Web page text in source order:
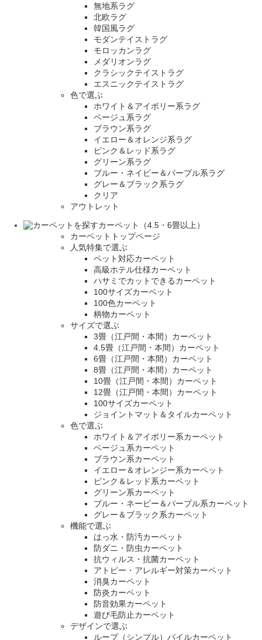
無地系ラグ
北欧ラグ
韓国風ラグ
モダンテイストラグ
モロッカンラグ
メダリオンラグ
クラシックテイストラグ
エスニックテイストラグ
色で選ぶ
ホワイト＆アイボリー系ラグ
ベージュ系ラグ
ブラウン系ラグ
イエロー＆オレンジ系ラグ
ピンク＆レッド系ラグ
グリーン系ラグ
ブルー・ネイビー＆パープル系ラグ
グレー＆ブラック系ラグ
クリア
アウトレット
カーペット（4.5・6畳以上）
カーペットトップページ
人気特集で選ぶ
ペット対応カーペット
高級ホテル仕様カーペット
ハサミでカットできるカーペット
100サイズカーペット
100色カーペット
柄物カーペット
サイズで選ぶ
3畳（江戸間・本間）カーペット
4.5畳（江戸間・本間）カーペット
6畳（江戸間・本間）カーペット
8畳（江戸間・本間）カーペット
10畳（江戸間・本間）カーペット
12畳（江戸間・本間）カーペット
100サイズカーペット
ジョイントマット＆タイルカーペット
色で選ぶ
ホワイト＆アイボリー系カーペット
ベージュ系カーペット
ブラウン系カーペット
イエロー＆オレンジー系カーペット
ピンク＆レッド系カーペット
グリーン系カーペット
ブルー・ネービー＆パープル系カーペット
グレー＆ブラック系カーペット
機能で選ぶ
はっ水・防汚カーペット
防ダニ・防虫カーペット
抗ウィルス・抗菌カーペット
アトピー・アレルギー対策カーペット
消臭カーペット
防炎カーペット
防音効果カーペット
遊び毛防止カーペット
デザインで選ぶ
ループ（シンプル）パイルカーペット